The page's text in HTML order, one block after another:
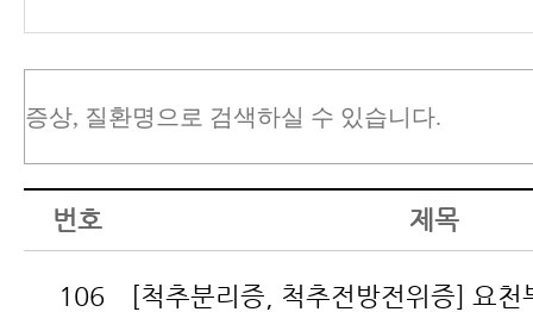
번호 제목
106 [척추분리증, 척추전방전위증] 요